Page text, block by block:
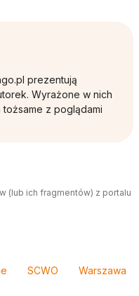
prezentują
Wyrażone w nich
z poglądami
(lub ich fragmentów) z portalu
SCWO Warszawa